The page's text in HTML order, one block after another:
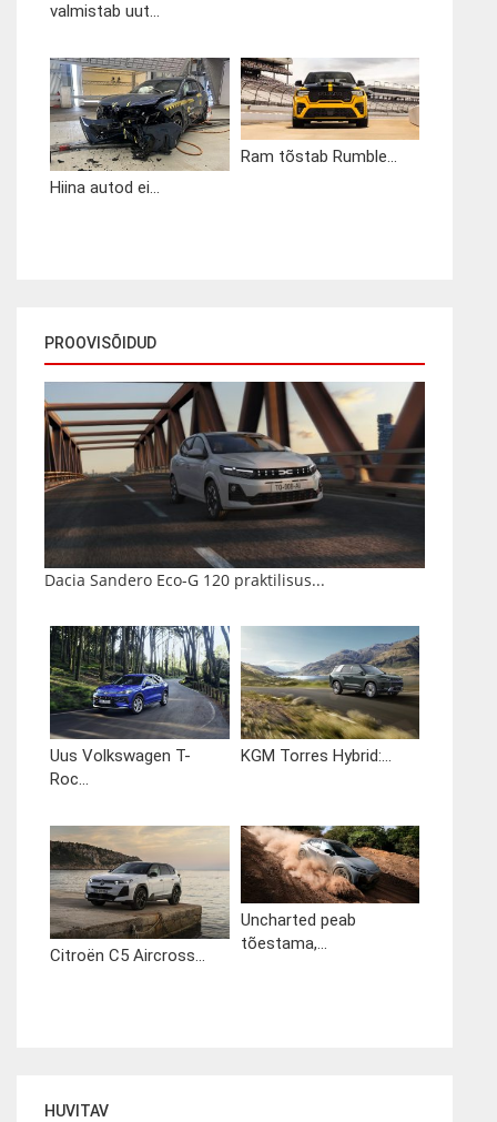
valmistab uut...
Hiina autod ei...
Ram tõstab Rumble...
PROOVISÕIDUD
Dacia Sandero Eco-G 120 praktilisus...
Uus Volkswagen T-
Roc...
KGM Torres Hybrid:...
Citroën C5 Aircross...
Uncharted peab
tõestama,...
HUVITAV